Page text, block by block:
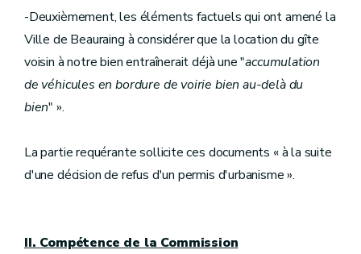
-Deuxièmement, les éléments factuels qui ont amené la
Ville de Beauraing à considérer que la location du gîte
voisin à notre bien entraînerait déjà une "accumulation
de véhicules en bordure de voirie bien au-delà du
bien" ».
La partie requérante sollicite ces documents « à la suite
d'une décision de refus d'un permis d'urbanisme ».
II. Compétence de la Commission